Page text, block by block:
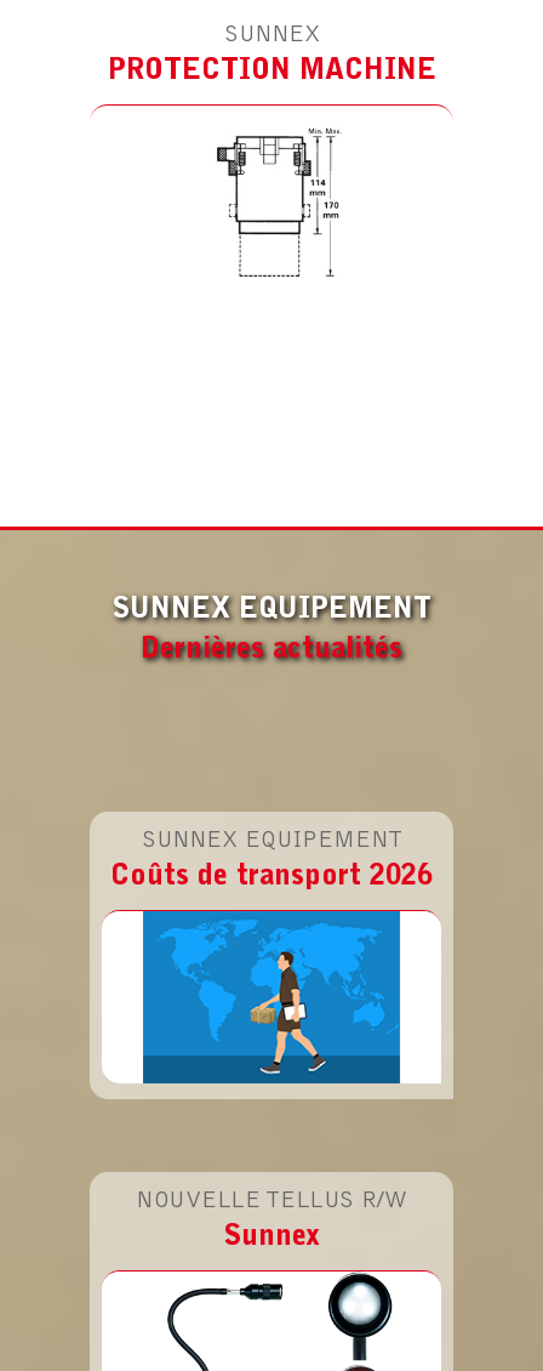
SUNNEX
PROTECTION MACHINE
SUNNEX EQUIPEMENT
Dernières actualités
SUNNEX EQUIPEMENT
Coûts de transport 2026
NOUVELLE TELLUS R/W
Sunnex
Nouveauté Tellus
Applicable au 1er avril 2025